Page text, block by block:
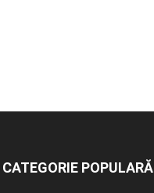
CATEGORIE POPULARĂ